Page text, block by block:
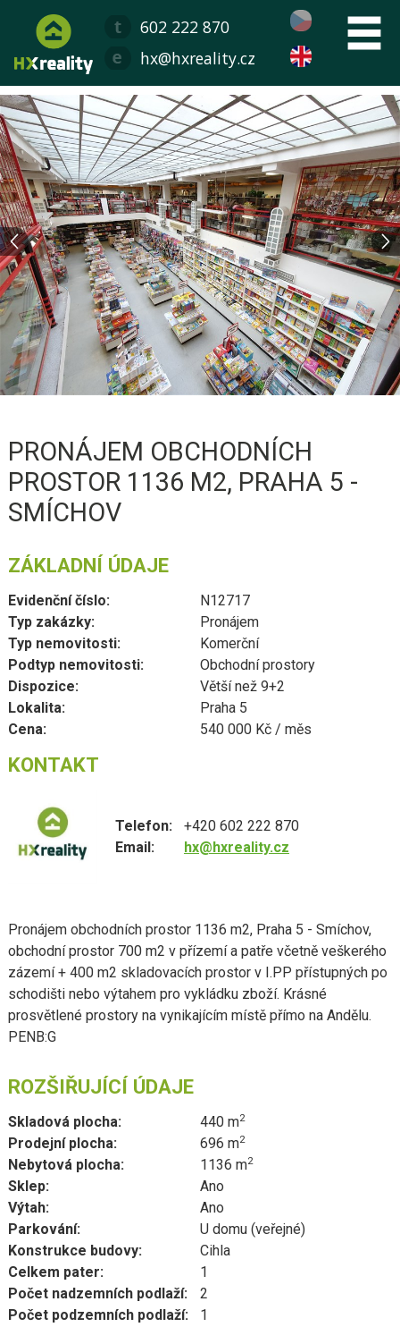
602 222 870
hx@hxreality.cz
PRONÁJEM OBCHODNÍCH
PROSTOR 1136 M2, PRAHA 5 -
SMÍCHOV
ZÁKLADNÍ ÚDAJE
Evidenční číslo:
N12717
Typ zakázky:
Pronájem
Typ nemovitosti:
Komerční
Podtyp nemovitosti:
Obchodní prostory
Dispozice:
Větší než 9+2
Lokalita:
Praha 5
Cena:
540 000 Kč / měs
KONTAKT
Telefon:
+420 602 222 870
Email:
hx@hxreality.cz
Pronájem obchodních prostor 1136 m2, Praha 5 - Smíchov,
obchodní prostor 700 m2 v přízemí a patře včetně veškerého
zázemí + 400 m2 skladovacích prostor v I.PP přístupných po
schodišti nebo výtahem pro vykládku zboží. Krásné
prosvětlené prostory na vynikajícím místě přímo na Andělu.
PENB:G
ROZŠIŘUJÍCÍ ÚDAJE
Skladová plocha: 440 m2
Prodejní plocha: 696 m2
Nebytová plocha: 1136 m2
Sklep:
Ano
Výtah:
Ano
Parkování:
U domu (veřejné)
Konstrukce budovy:
Cihla
Celkem pater:
1
Počet nadzemních podlaží:
2
Počet podzemních podlaží:
1